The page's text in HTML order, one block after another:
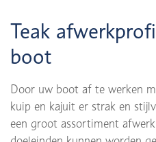
Teak
boot
Door uw boot af te werken
kuip en kajuit er strak en
een groot assortiment